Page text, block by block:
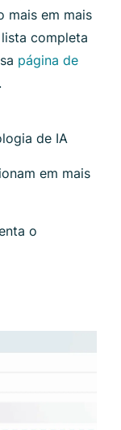
mais em mais
completa
página de
de IA
em mais
o